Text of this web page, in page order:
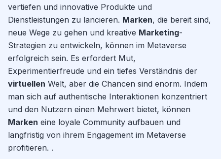
vertiefen und innovative Produkte und
Dienstleistungen zu lancieren. Marken, die bereit sind,
neue Wege zu gehen und kreative Marketing-
Strategien zu entwickeln, können im Metaverse
erfolgreich sein. Es erfordert Mut,
Experimentierfreude und ein tiefes Verständnis der
virtuellen Welt, aber die Chancen sind enorm. Indem
man sich auf authentische Interaktionen konzentriert
und den Nutzern einen Mehrwert bietet, können
Marken eine loyale Community aufbauen und
langfristig von ihrem Engagement im Metaverse
profitieren. .